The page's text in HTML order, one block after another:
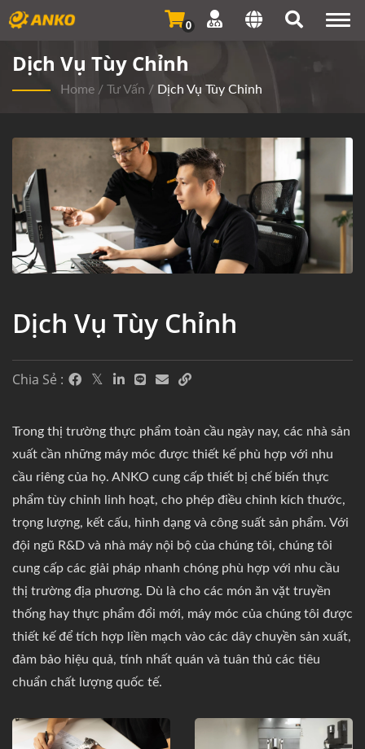
0
Dịch Vụ Tùy Chỉnh
Home / Tư Vấn / Dịch Vụ Tùy Chỉnh
Dịch Vụ Tùy Chỉnh
Chia Sẻ :
Trong thị trường thực phẩm toàn cầu ngày nay, các nhà sản
xuất cần những máy móc được thiết kế phù hợp với nhu
cầu riêng của họ. ANKO cung cấp thiết bị chế biến thực
phẩm tùy chỉnh linh hoạt, cho phép điều chỉnh kích thước,
trọng lượng, kết cấu, hình dạng và công suất sản phẩm. Với
đội ngũ R&D và nhà máy nội bộ của chúng tôi, chúng tôi
cung cấp các giải pháp nhanh chóng phù hợp với nhu cầu
thị trường địa phương. Dù là cho các món ăn vặt truyền
thống hay thực phẩm đổi mới, máy móc của chúng tôi được
thiết kế để tích hợp liền mạch vào các dây chuyền sản xuất,
đảm bảo hiệu quả, tính nhất quán và tuân thủ các tiêu
chuẩn chất lượng quốc tế.